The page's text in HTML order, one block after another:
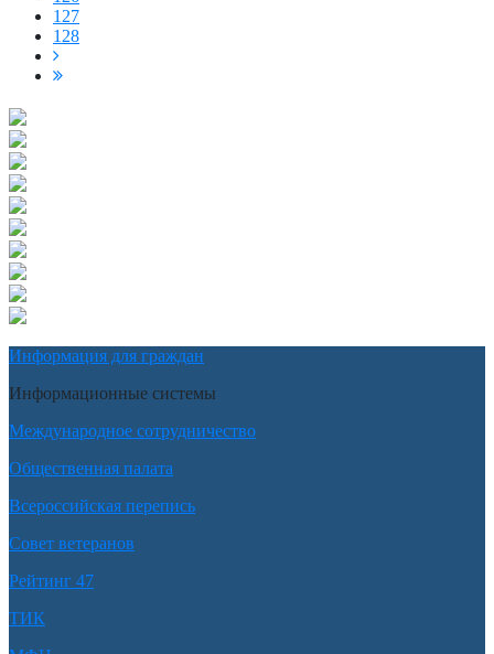
127
128
Информация для граждан
Информационные системы
Международное сотрудничество
Общественная палата
Всероссийская перепись
Совет ветеранов
Рейтинг 47
ТИК